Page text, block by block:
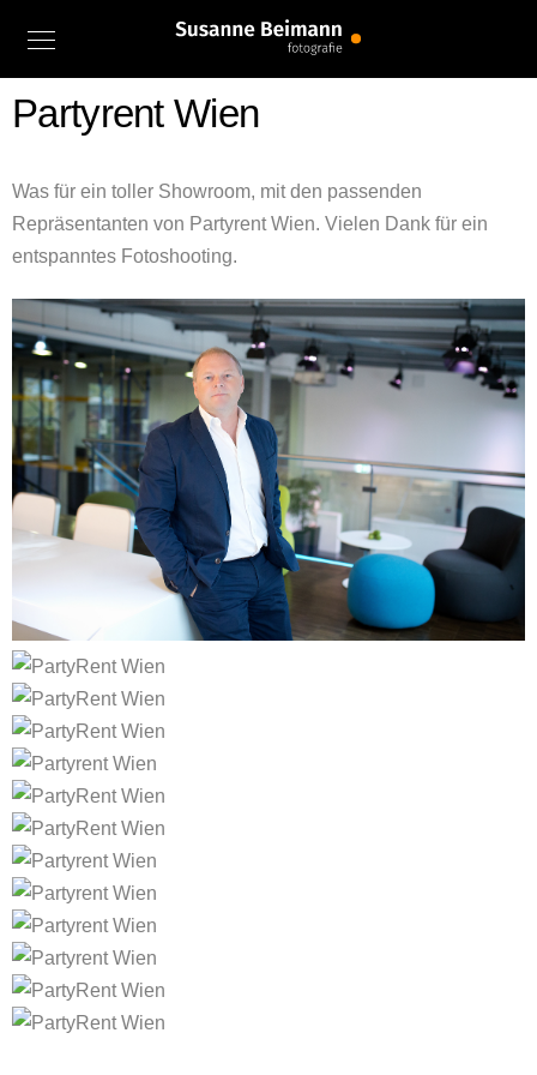
Partyrent Wien
Was für ein toller Showroom, mit den passenden
Repräsentanten von Partyrent Wien. Vielen Dank für ein
entspanntes Fotoshooting.